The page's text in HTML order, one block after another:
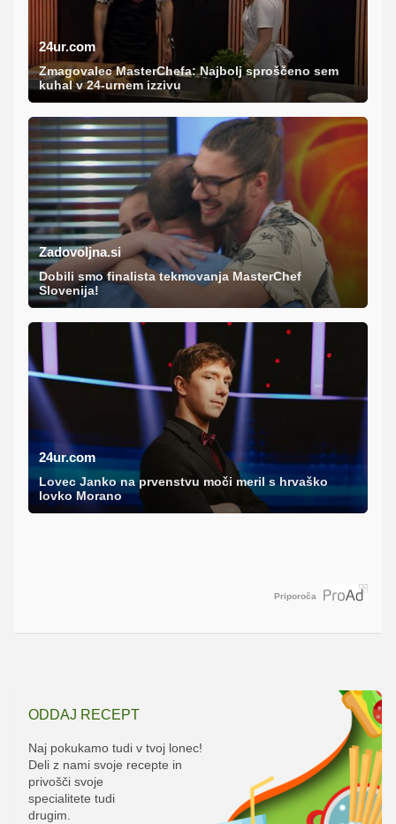
24ur.com
Zmagovalec MasterChefa: Najbolj sproščeno sem
kuhal v 24-urnem izzivu
Zadovoljna.si
Dobili smo finalista tekmovanja MasterChef
Slovenija!
24ur.com
Lovec Janko na prvenstvu moči meril s hrvaško
lovko Morano
Priporoča
ODDAJ RECEPT
Naj pokukamo tudi v tvoj lonec!
Deli z nami svoje recepte in
privošči svoje
specialitete tudi
drugim.